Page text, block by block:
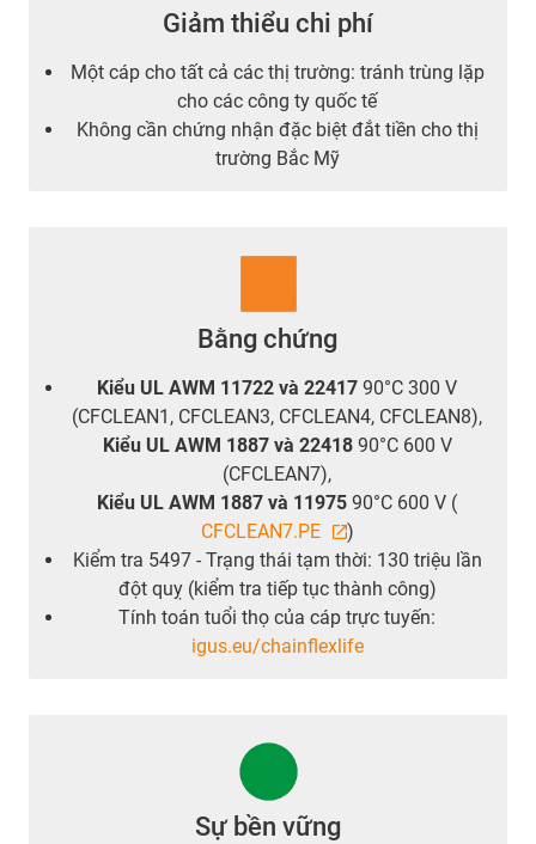
Giảm thiểu chi phí
Một cáp cho tất cả các thị trường: tránh trùng lặp
cho các công ty quốc tế
Không cần chứng nhận đặc biệt đắt tiền cho thị
trường Bắc Mỹ
Bằng chứng
Kiểu UL AWM 11722 và 22417 90°C 300 V
(CFCLEAN1, CFCLEAN3, CFCLEAN4, CFCLEAN8),
Kiểu UL AWM 1887 và 22418 90°C 600 V
(CFCLEAN7),
Kiểu UL AWM 1887 và 11975 90°C 600 V (
CFCLEAN7.PE
)
Kiểm tra 5497 - Trạng thái tạm thời: 130 triệu lần
đột quỵ (kiểm tra tiếp tục thành công)
Tính toán tuổi thọ của cáp trực tuyến:
igus.eu/chainflexlife
Sự bền vững